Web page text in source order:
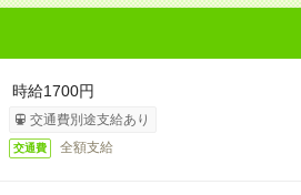
時給1700円
交通費別途支給あり
交通費 全額支給